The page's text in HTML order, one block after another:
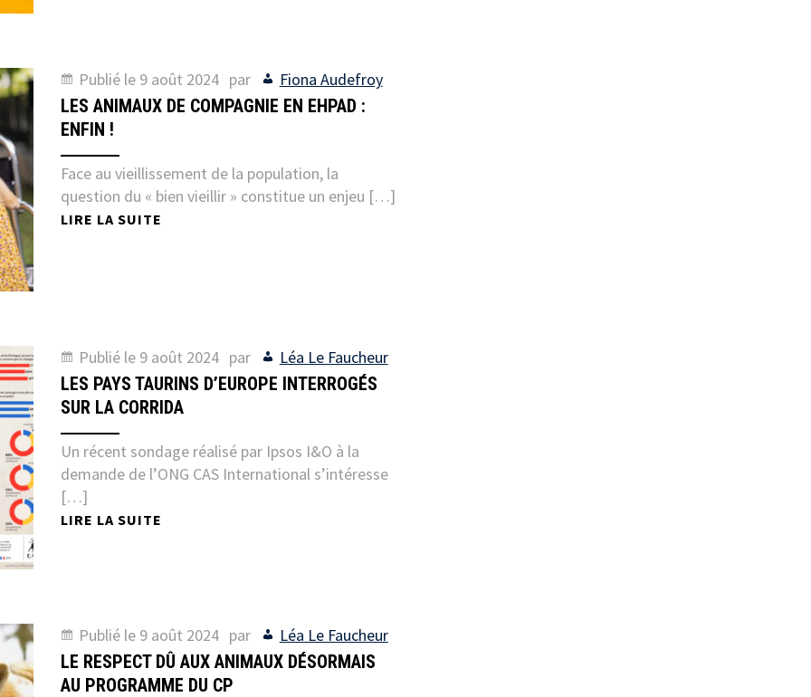
Publié le 9 août 2024 par Fiona Audefroy
LES ANIMAUX DE COMPAGNIE EN EHPAD :
ENFIN !
Face au vieillissement de la population, la
question du « bien vieillir » constitue un enjeu […]
LIRE LA SUITE
Publié le 9 août 2024 par Léa Le Faucheur
LES PAYS TAURINS D’EUROPE INTERROGÉS
SUR LA CORRIDA
Un récent sondage réalisé par Ipsos I&O à la
demande de l’ONG CAS International s’intéresse
[…]
LIRE LA SUITE
Publié le 9 août 2024 par Léa Le Faucheur
LE RESPECT DÛ AUX ANIMAUX DÉSORMAIS
AU PROGRAMME DU CP